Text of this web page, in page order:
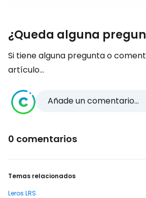
¿Queda alguna
Si tiene alguna pregunta o
artículo...
Añade un comentario...
0 comentarios
Temas relacionados
Leros LRS